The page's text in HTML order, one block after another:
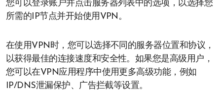
您可以登录账户并点击服务器列表中的选项，以选择您
所需的IP节点并开始使用VPN。
在使用VPN时，您可以选择不同的服务器位置和协议，
以获得最佳的连接速度和安全性。如果您是高级用户，
您可以在VPN应用程序中使用更多高级功能，例如
IP/DNS泄漏保护、广告拦截等设置。